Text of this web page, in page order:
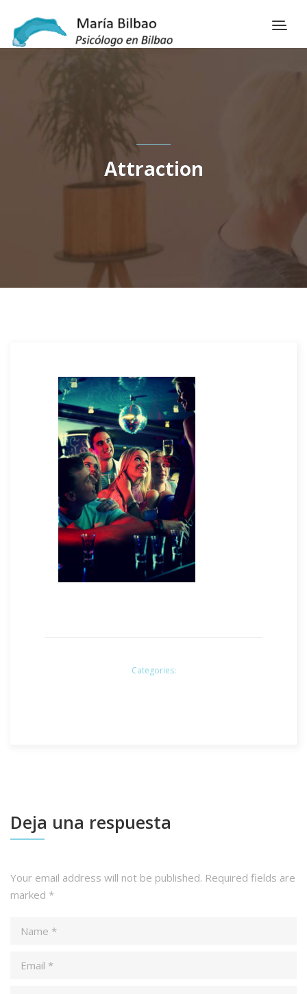
Attraction
Categories:
Deja una respuesta
Your email address will not be published. Required fields are
marked *